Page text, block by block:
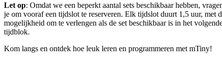
Let op: Omdat we een beperkt aantal sets beschikbaar hebben,
je om vooraf een tijdslot te reserveren. Elk tijdslot duurt 1,5 uur, met
mogelijkheid om te verlengen als de set beschikbaar is in het
tijdblok.
Kom langs en ontdek hoe leuk leren en programmeren met mTiny!